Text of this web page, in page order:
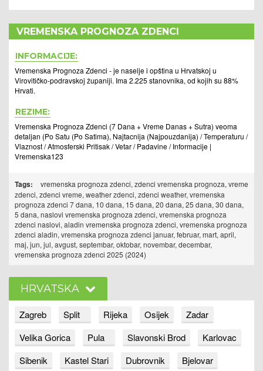
VREMENSKA PROGNOZA ZDENCI
INFORMACIJE:
Vremenska Prognoza Zdenci - je naselje i opština u Hrvatskoj u
Virovitičko-podravskoj županiji. Ima 2.225 stanovnika, od kojih su 88%
Hrvati.
REZIME:
Vremenska Prognoza Zdenci (7 Dana + Vreme Danas + Sutra) veoma
detaljan (Po Satu (Po Satima), Najtacnija (Najpouzdanija) / Temperaturu /
Vlaznost / Atmosferski Pritisak / Vetar / Padavine / Informacije |
Vremenska123
Tags:
vremenska prognoza zdenci, zdenci vremenska prognoza, vreme
zdenci, zdenci vreme, weather zdenci, zdenci weather, vremenska
prognoza zdenci 7 dana, 10 dana, 15 dana, 20 dana, 25 dana, 30 dana,
5 dana, naslovi vremenska prognoza zdenci, vremenska prognoza
zdenci naslovi, aladin vremenska prognoza zdenci, vremenska prognoza
zdenci aladin, vremenska prognoza zdenci januar, februar, mart, april,
maj, jun, jul, avgust, septembar, oktobar, novembar, decembar,
vremenska prognoza zdenci 2025 (2024)
HRVATSKA
Zagreb Split Rijeka Osijek
Zadar
Velika Gorica
Pula Slavonski Brod
Karlovac
Sibenik
Kastel Stari Dubrovnik
Bjelovar